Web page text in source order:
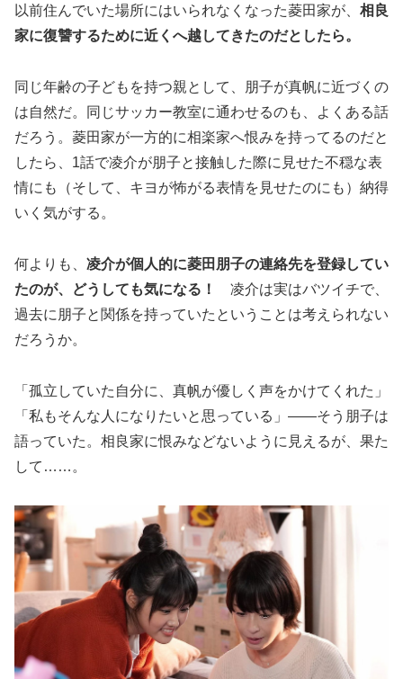
以前住んでいた場所にはいられなくなった菱田家が、 相良
家に復讐するために近くへ越してきたのだとしたら。
同じ年齢の子どもを持つ親として、朋子が真帆に近づくの
は自然だ。同じサッカー教室に通わせるのも、よくある話
だろう。菱田家が一方的に相楽家へ恨みを持ってるのだと
したら、1話で凌介が朋子と接触した際に見せた不穏な表
情にも（そして、キヨが怖がる表情を見せたのにも）納得
いく気がする。
何よりも、 凌介が個人的に菱田朋子の連絡先を登録してい
たのが、どうしても気になる！ 凌介は実はバツイチで、
過去に朋子と関係を持っていたということは考えられない
だろうか。
「孤立していた自分に、真帆が優しく声をかけてくれた」
「私もそんな人になりたいと思っている」——そう朋子は
語っていた。相良家に恨みなどないように見えるが、果た
して……。